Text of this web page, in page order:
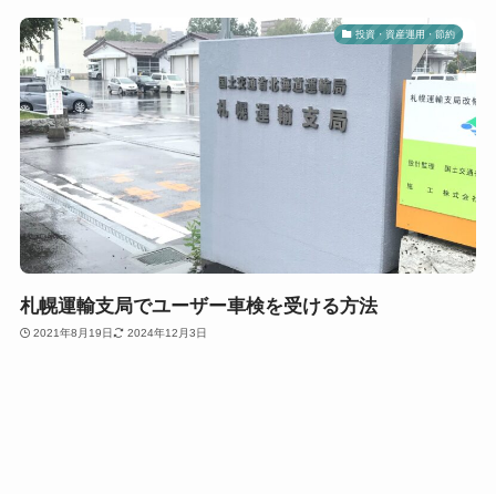
投資・資産運用・節約
札幌運輸支局でユーザー車検を受ける方法
2021年8月19日 2024年12月3日